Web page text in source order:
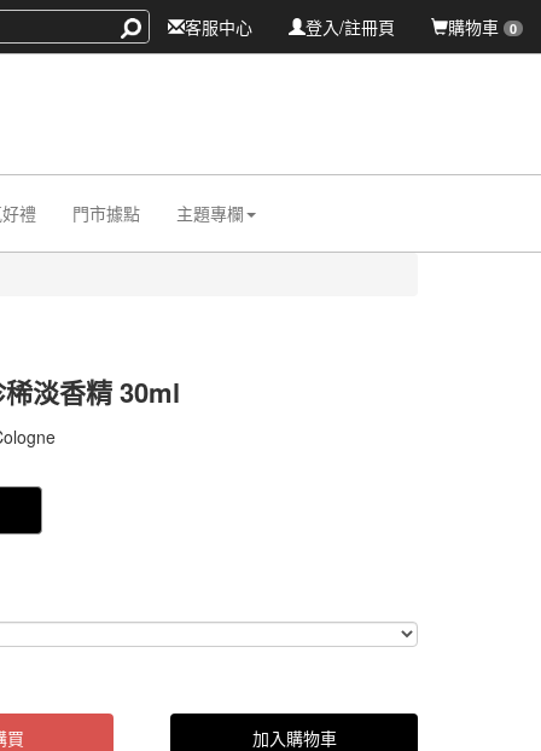
購物車 0
登入/註冊頁
客服中心
禮 門市據點 主題專欄
淡香精 30ml
買 加入購物車